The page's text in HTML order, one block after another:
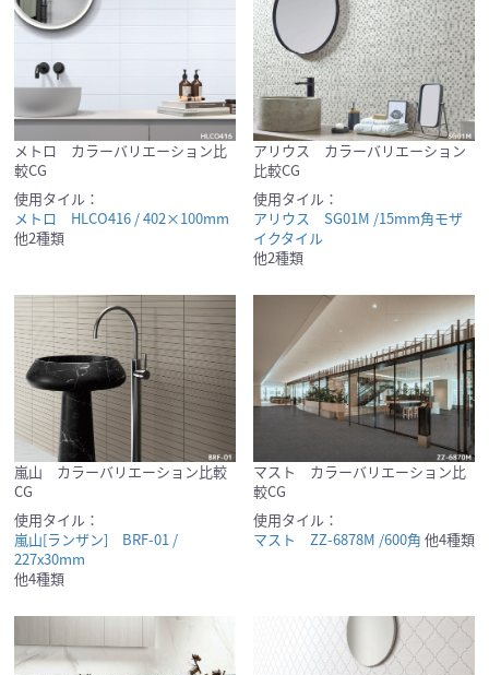
メトロ カラーバリエーション比
較CG
使用タイル：
メトロ HLCO416 / 402×100mm
他2種類
アリウス カラーバリエーション
比較CG
使用タイル：
アリウス SG01M /15mm角モザ
イクタイル
他2種類
嵐山 カラーバリエーション比較
CG
使用タイル：
嵐山[ランザン] BRF-01 /
227x30mm
他4種類
マスト カラーバリエーション比
較CG
使用タイル：
マスト ZZ-6878M /600角 他4種類